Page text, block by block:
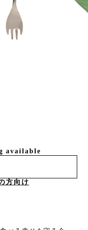
available
方向け